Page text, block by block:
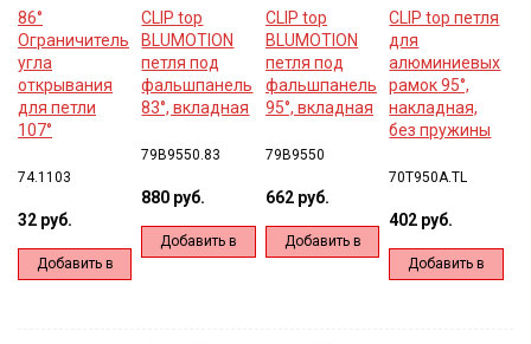
86°
Ограничитель
угла
открывания
для петли
107°
74.1103
32 руб.
Добавить в
CLIP top
BLUMOTION
петля под
фальшпанель
83°, вкладная
79B9550.83
880 руб.
Добавить в
CLIP top
BLUMOTION
петля под
фальшпанель
95°, вкладная
79B9550
662 руб.
Добавить в
CLIP top петля
для
алюминиевых
рамок 95°,
накладная,
без пружины
70T950A.TL
402 руб.
Добавить в